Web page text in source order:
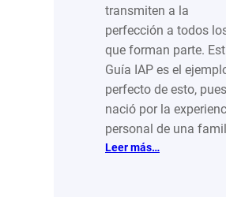
transmiten a la
perfección a todos
que forman parte.
Guía IAP es el
perfecto de esto, pues
nació por la
personal de una
Leer más…